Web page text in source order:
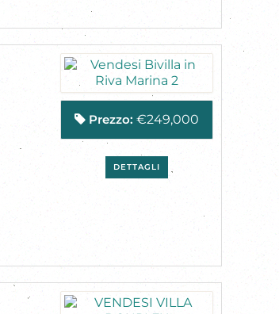
Prezzo: €249,000
DETTAGLI